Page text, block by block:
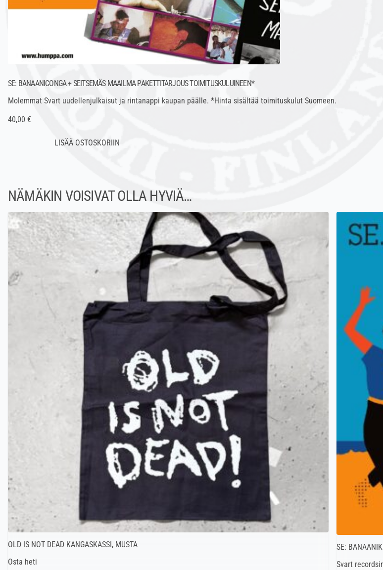
SE: BANAANICONGA + SEITSEMÄS MAAILMA PAKETTITARJOUS TOIMITUSKULUINEEN*
Molemmat Svart uudellenjulkaisut ja rintanappi kaupan päälle. *Hinta sisältää toimituskulut Suomeen.
40,00 €
NÄMÄKIN VOISIVAT OLLA HYVIÄ…
OLD IS NOT DEAD KANGASKASSI, MUSTA
Osta heti
SE:
Svart